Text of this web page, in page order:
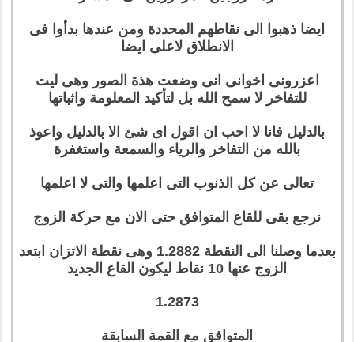
ايضا ذهبوا الى نقاطهم المحددة ومن عندها بدأوا فى
الانطلاق لاعلى ايضا
اعزرونى اخوانى انى وضعت هذة الصور وهى ليت
للتفاخر لا سمح الله بل لتأكيد المعلومة واثباتها
بالدليل فانا لا احب ان اقول اى شئ الا بالدليل واعوذ
بالله من التفاخر والرياء والسمعة واستغفرة
تعالى عن كل الذنوب التى اعلمها والتى لا اعلمها
نرجع بقى للقاع المتوافق حتى الان مع حركة الزوج
بعدما وصلنا الى النقطة 1.2882 وهى نقطة الاتزان ابتعد
الزوج عنها 10 نقاط ليكون القاع الجديد
1.2873
المتوافق مع القمة السابقة